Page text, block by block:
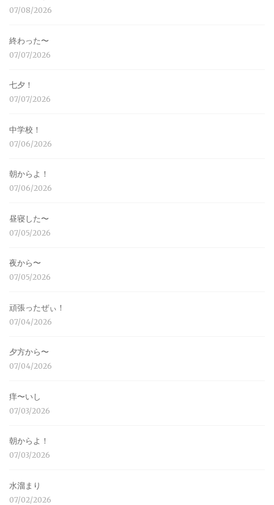
07/08/2026
終わった〜
07/07/2026
七夕！
07/07/2026
中学校！
07/06/2026
朝からよ！
07/06/2026
昼寝した〜
07/05/2026
夜から〜
07/05/2026
頑張ったぜぃ！
07/04/2026
夕方から〜
07/04/2026
痒〜いし
07/03/2026
朝からよ！
07/03/2026
水溜まり
07/02/2026